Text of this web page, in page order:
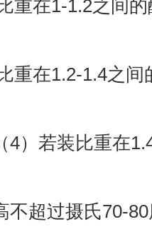
1-1.2之间的
1.2-1.4之间
重在1.4以
不超过摄氏70-